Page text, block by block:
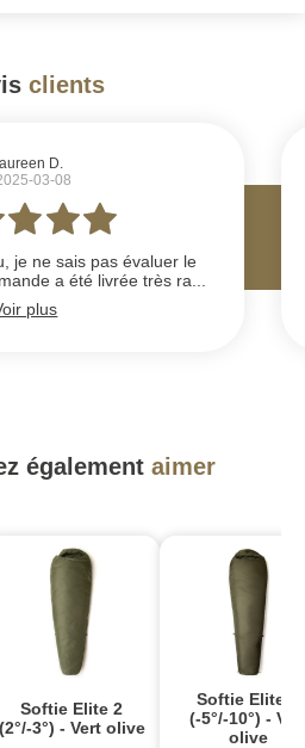
clients
D.
03-08
je ne sais pas évaluer le
a été livrée très ra...
plus
également aimer
Softie Elite 2
(2°/-3°) - Vert olive
Softie Elite 3
(-5°/-10°) -
olive